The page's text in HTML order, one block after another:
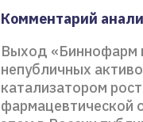
Комментарий
Выход «Биннофарм
непубличных
катализатором
фармацевтической